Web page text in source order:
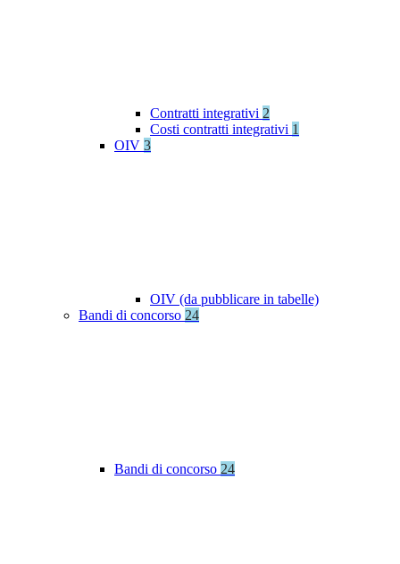
Contratti integrativi 2
Costi contratti integrativi 1
OIV 3
OIV (da pubblicare in tabelle)
Bandi di concorso 24
Bandi di concorso 24